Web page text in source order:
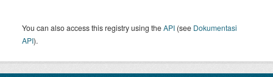
You can also access this registry using theAPI (see Dokumentasi
API).